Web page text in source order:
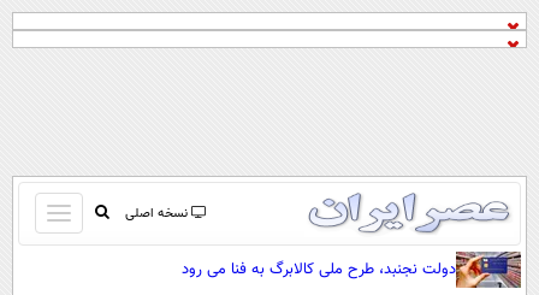
نسخه اصلی
باز
و
صفحه اول
دولت نجنبد، طرح ملی کالابرگ به فنا می رود